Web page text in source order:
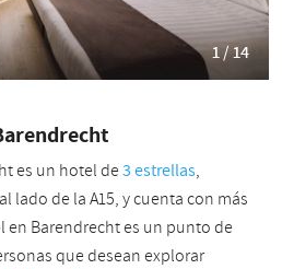
1 / 14
es un hotel de3 estrellas,
lado de la A15, y cuenta con más
en Barendrecht es un punto de
que desean explorar